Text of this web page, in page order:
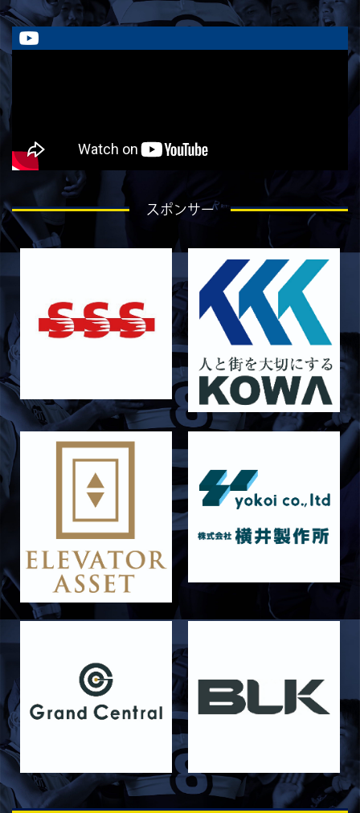
2026/07/30
STAFF blog
ラストイヤーにかける想い-金本亮斗-
2026/07/30
STAFF blog
2026/07/27
STAFF blog
2026/07/25
ラストイヤーにかける想い-芦塚悠大-
2026/07/25
STAFF blog
ラストイヤーにかける想い-青田宗久-
STAFF blog
6月27日 朝日大学戦
2026/06/26
STAFF blog
【Rits Familyのバトン】vol. 2 稲西輝紀
STAFF blog
2026/06/19
STAFF blog
6月20日 花園大学
2026/06/16
STAFF blog
6月14日 島津製作所
2026/06/16
STAFF blog
6月13日 名城大学
2026/06/12
STAFF blog
【Rits Familyのバトン】vol. 1 北村瞬太郎
2026/06/03
STAFF blog
ーター募集のお知らせ】
2026/05/31
STAFF blog
5月31日 関西学院大学AB
2026/05/31
STAFF blog
STAFF blog
2026年度 新入部員のお知らせ
スポンサー